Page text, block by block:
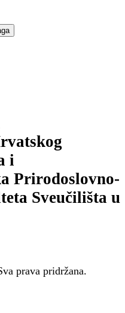
i
Prirodoslovno-
Sveučilišta u
prava pridržana.